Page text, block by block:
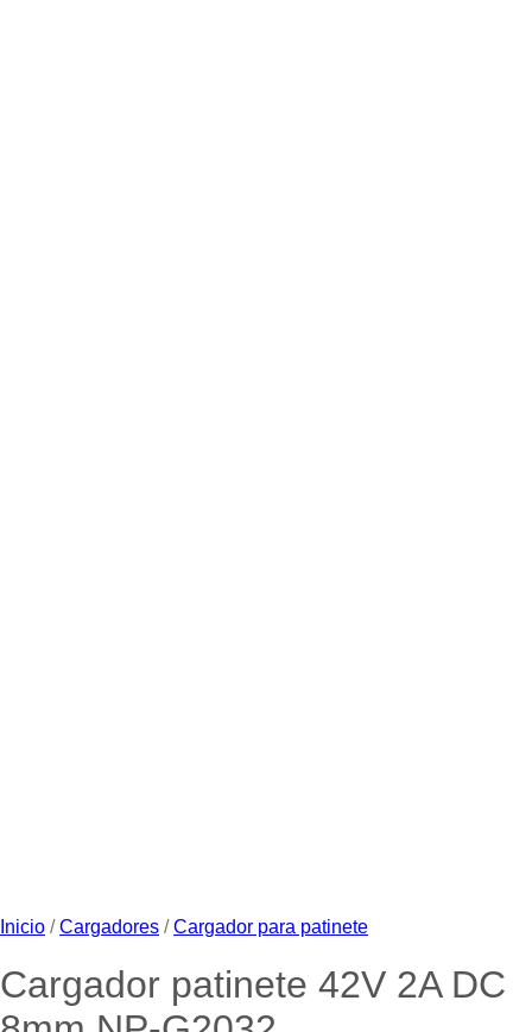
Inicio / Cargadores / Cargador para patinete
Cargador patinete 42V 2A DC